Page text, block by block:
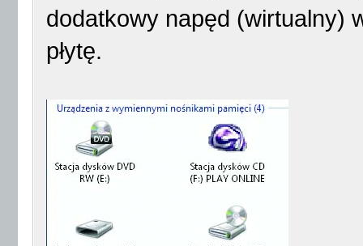
dodatkowy napęd (wirtualny)
płytę.